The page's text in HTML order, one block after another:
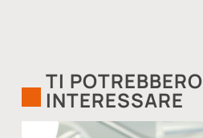
TI POTREBBERO
INTERESSARE